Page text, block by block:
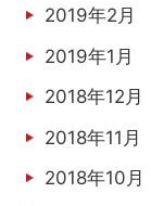
2019年2月
2019年1月
2018年12月
2018年11月
2018年10月